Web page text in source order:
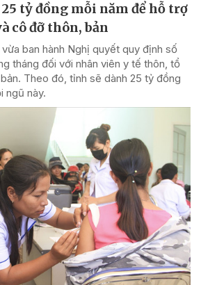
tỷ đồng mỗi năm để hỗ trợ
cô đỡ thôn, bản
ban hành Nghị quyết quy định số
tháng đối với nhân viên y tế thôn, tổ
Theo đó, tỉnh sẽ dành 25 tỷ đồng
ngũ này.